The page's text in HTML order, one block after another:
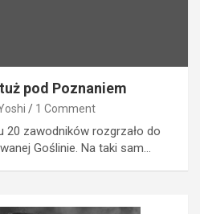
pod Poznaniem
1 Comment
20 zawodników rozgrzało do
Goślinie. Na taki sam…